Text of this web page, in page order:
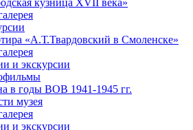
«А.Т.Твардовский в Смоленске»
и экскурсии
в годы ВОВ 1941-1945 гг.
музея
и экскурсии